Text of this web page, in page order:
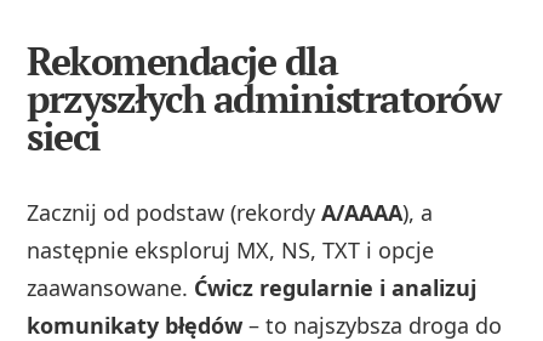
Rekomendacje dla
przyszłych administratorów
sieci
Zacznij od podstaw (rekordyA/AAAA), a
następnie eksploruj MX, NS, TXT i opcje
zaawansowane. Ćwicz regularnie i analizuj
komunikaty błędów – to najszybsza droga do